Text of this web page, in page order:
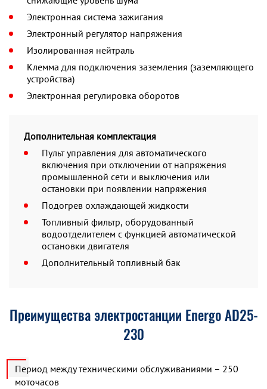
Электронная система зажигания
Электронный регулятор напряжения
Изолированная нейтраль
Клемма для подключения заземления (заземляющего
устройства)
Электронная регулировка оборотов
Дополнительная комплектация
Пульт управления для автоматического
включения при отключении от напряжения
промышленной сети и выключения или
остановки при появлении напряжения
Подогрев охлаждающей жидкости
Топливный фильтр, оборудованный
водоотделителем с функцией автоматической
остановки двигателя
Дополнительный топливный бак
Преимущества электростанции Energo AD25-
230
Период между техническими обслуживаниями – 250
моточасов